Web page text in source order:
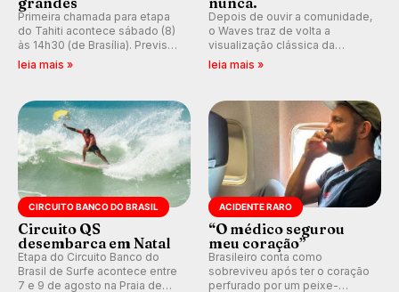
Primeira chamada para etapa
do Tahiti acontece sábado (8)
às 14h30 (de Brasília). Previsão
indica swell consistente.
Kelly Slater convidado.
leia mais »
Depois de ouvir a comunidade,
o Waves traz de volta a
visualização clássica da
previsão de águas rasas,
ondas para até 16 dias.
leia mais »
CIRCUITO BANCO DO BRASIL
Circuito QS
desembarca em Natal
Etapa do Circuito Banco do
Brasil de Surfe acontece entre
7 e 9 de agosto na Praia de
ACIDENTE RARO
“O médico segurou
meu coração”
Brasileiro conta como
sobreviveu após ter o coração
perfurado por um peixe-